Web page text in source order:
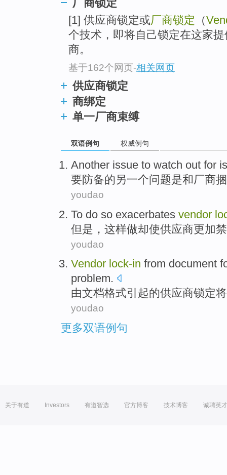
[1] 供应商锁定或厂商锁定 （
个技术，即将自己锁定在这家
商。
基于162个网页-相关网页
供应商锁定
商绑定
单一厂商束缚
双语例句 权威例句
Another issue to watch out for is
要防备的 另一个问题是和厂商
youdao
To do so exacerbates vendor
但是 ，这样做却使供应商更加
youdao
Vendor lock-in from document
problem.
由文档格式引起的供应商锁定
youdao
更多双语例句
关于有道 Investors 有道智选 官方博客 技术博客 诚聘英才